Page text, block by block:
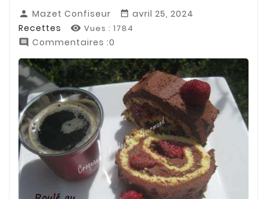
 Mazet Confiseur  avril 25, 2024
Recettes
 Vues : 1784
 Commentaires :0